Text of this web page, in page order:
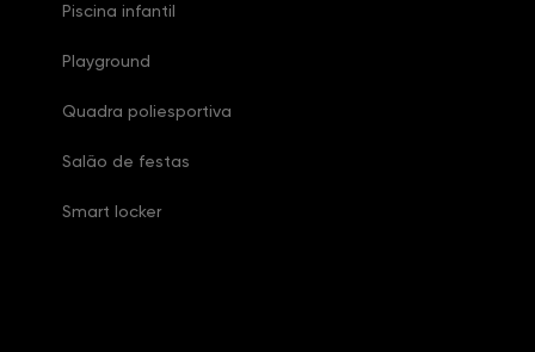
Piscina infantil
Playground
Quadra poliesportiva
Salão de festas
Smart locker